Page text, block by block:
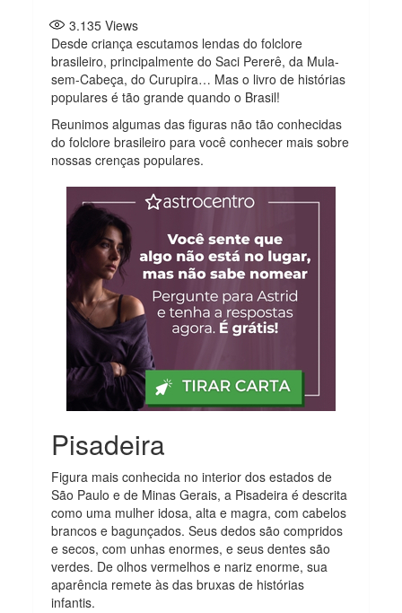
3.135 Views
Desde criança escutamos lendas do folclore
brasileiro, principalmente do Saci Pererê, da Mula-
sem-Cabeça, do Curupira… Mas o livro de histórias
populares é tão grande quando o Brasil!
Reunimos algumas das figuras não tão conhecidas
do folclore brasileiro para você conhecer mais sobre
nossas crenças populares.
Pisadeira
Figura mais conhecida no interior dos estados de
São Paulo e de Minas Gerais, a Pisadeira é descrita
como uma mulher idosa, alta e magra, com cabelos
brancos e bagunçados. Seus dedos são compridos
e secos, com unhas enormes, e seus dentes são
verdes. De olhos vermelhos e nariz enorme, sua
aparência remete às das bruxas de histórias
infantis.